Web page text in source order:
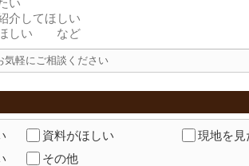
軽にご相談ください
資料がほしい
現地を見
その他